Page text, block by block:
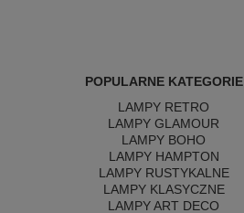
POPULARNE KATEGORIE
LAMPY RETRO
LAMPY GLAMOUR
LAMPY BOHO
LAMPY HAMPTON
LAMPY RUSTYKALNE
LAMPY KLASYCZNE
LAMPY ART DECO